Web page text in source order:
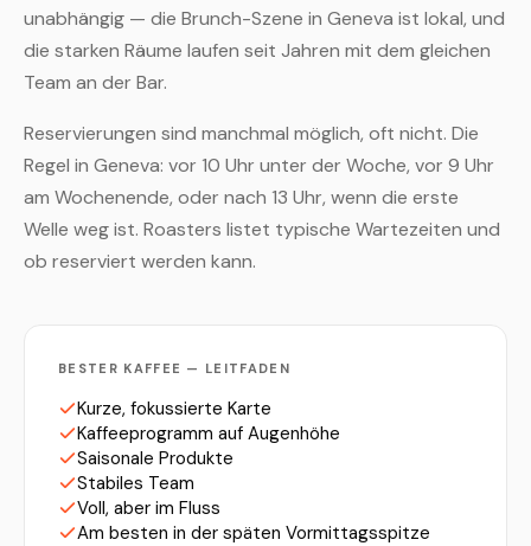
unabhängig — die Brunch-Szene in Geneva ist lokal, und
die starken Räume laufen seit Jahren mit dem gleichen
Team an der Bar.
Reservierungen sind manchmal möglich, oft nicht. Die
Regel in Geneva: vor 10 Uhr unter der Woche, vor 9 Uhr
am Wochenende, oder nach 13 Uhr, wenn die erste
Welle weg ist. Roasters listet typische Wartezeiten und
ob reserviert werden kann.
BESTER KAFFEE — LEITFADEN
Kurze, fokussierte Karte
Kaffeeprogramm auf Augenhöhe
Saisonale Produkte
Stabiles Team
Voll, aber im Fluss
Am besten in der späten Vormittagsspitze